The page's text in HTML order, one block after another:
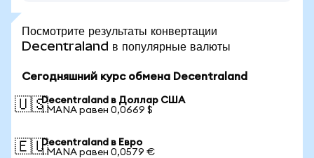
Посмотрите результаты конвертации
Decentraland в популярные валюты
Сегодняшний курс обмена Decentraland
🇺🇸Decentraland в Доллар США
1 MANA равен 0,0669 $
🇪🇺Decentraland в Евро
1 MANA равен 0,0579 €